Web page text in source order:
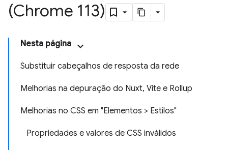
(Chrome 113)
Nesta página
Substituir cabeçalhos de resposta da rede
Melhorias na depuração do Nuxt, Vite e Rollup
Melhorias no CSS em "Elementos > Estilos"
Propriedades e valores de CSS inválidos